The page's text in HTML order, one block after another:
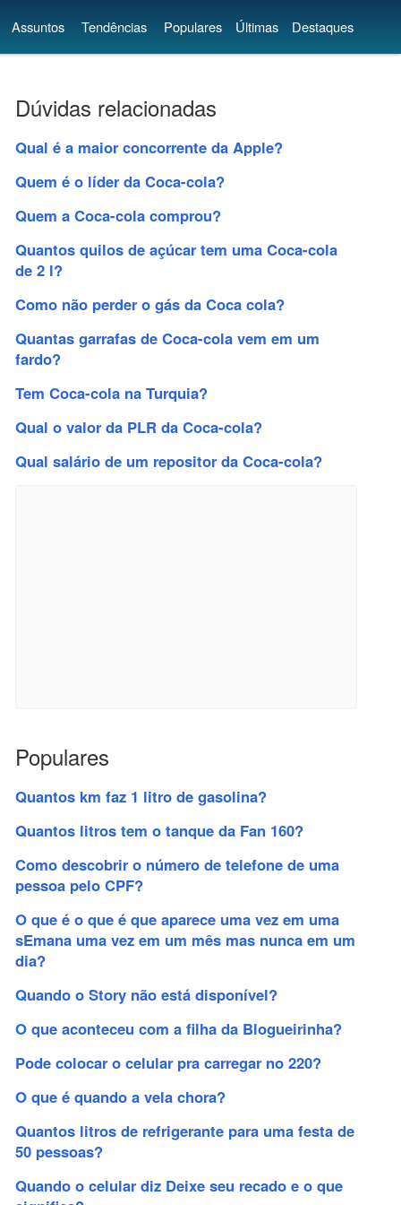
Assuntos Tendências Populares Últimas Destaques
Dúvidas relacionadas
Qual é a maior concorrente da Apple?
Quem é o líder da Coca-cola?
Quem a Coca-cola comprou?
Quantos quilos de açúcar tem uma Coca-cola
de 2 l?
Como não perder o gás da Coca cola?
Quantas garrafas de Coca-cola vem em um
fardo?
Tem Coca-cola na Turquia?
Qual o valor da PLR da Coca-cola?
Qual salário de um repositor da Coca-cola?
Populares
Quantos km faz 1 litro de gasolina?
Quantos litros tem o tanque da Fan 160?
Como descobrir o número de telefone de uma
pessoa pelo CPF?
O que é o que é que aparece uma vez em uma
sEmana uma vez em um mês mas nunca em um
dia?
Quando o Story não está disponível?
O que aconteceu com a filha da Blogueirinha?
Pode colocar o celular pra carregar no 220?
O que é quando a vela chora?
Quantos litros de refrigerante para uma festa de
50 pessoas?
Quando o celular diz Deixe seu recado e o que